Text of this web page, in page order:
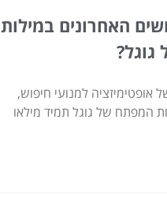
האחרונים במילות
אופטימיזציה למנועי חיפוש,
המפתח של גוגל תמיד מילאו